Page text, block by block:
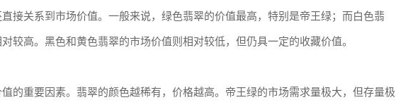
接关系到市场价值。一般来说，绿色翡翠的价值最高，特别是帝王绿；而白色翡
较高。黑色和黄色翡翠的市场价值则相对较低，但仍具一定的收藏价值。
的重要因素。翡翠的颜色越稀有，价格越高。帝王绿的市场需求量极大，但存量极